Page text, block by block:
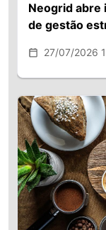
Neogrid abre
de gestão
27/07/2026